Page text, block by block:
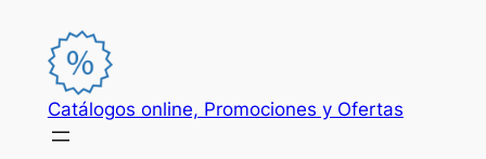
contenido
Catálogos online, Promociones y Ofertas